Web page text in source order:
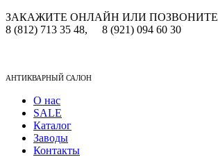
ЗАКАЖИТЕ ОНЛАЙН ИЛИ ПОЗВОНИТЕ
8 (812) 713 35 48,
8 (921) 094 60 30
АНТИКВАРНЫЙ САЛОН
О нас
SALE
Каталог
Заводы
Контакты